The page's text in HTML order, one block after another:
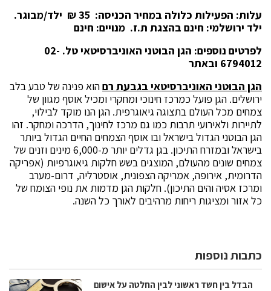
עלות: הפעילות כלולה במחיר הכניסה: 35 ₪ ילד/מבוגר.
ילד ירושלמי: חינם בהצגת ת.ז. מנויים: חינם
לפרטים נוספים: הגן הבוטני האוניברסיטאי טל. 02-
6794012 ובאתר
הגן הבוטני האוניברסיטאי בגבעת רםהוא פנינה של טבע בלב
ירושלים. הגן פועל כמרכז חינוכי ומחקרי ומכיל אוסף מגוון של
צמחים מכל העולם בתצוגה גיאוגרפית. הגן הנו מוקד לבילוי,
לתיירות ולאירועי תרבות כמו גם מרכז לחינוך, הדרכה ומחקר. זהו
הגן הבוטני הגדול בישראל ובו אוסף הצמחים החיים הגדול ביותר
בישראל ובמזרח התיכון. בגן גדלים יותר מ-6,000 מינים וזנים של
צמחים שונים מהעולם, המוצגים בשש חלקות גיאוגרפיות (אפריקה
הדרומית, אירופה, אמריקה הצפונית, אוסטרליה, דרום-מערב
ומרכז אסיה והים התיכון). חלקות הגן מדמות את נופי הצומח של
כל אזור ומציגות ריחות מרהיבים לאורך כל השנה.
כתבות נוספות
הבדל בין חשד ראשוני לבין החלטה על אישום